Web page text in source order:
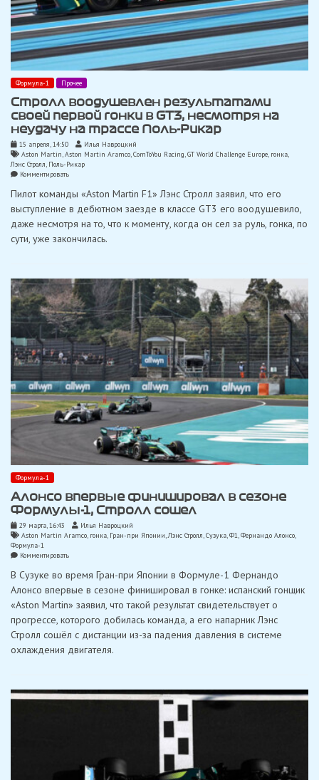
Формула-1 Прочее
Стролл воодушевлен результатами
своей первой гонки в GT3, несмотря на
неудачу на трассе Поль-Рикар
15 апреля, 14:50
Илья Навроцкий
Aston Martin,Aston Martin Aramco,ComToYou Racing,GT World Challenge Europe, гонка
Лэнс Стролл, Поль-Рикар
Комментироватьon
воодушевлен
результатами
своей
первой
в
неудачу
на
трассе
Поль-
Рикар
Пилот команды «Aston Martin F1» Лэнс Стролл заявил, что его
выступление в дебютном заезде в классе GT3 его воодушевило,
даже несмотря на то, что к моменту, когда он сел за руль, гонка, по
сути, уже закончилась.
Формула-1
Алонсо впервые финишировал в сезоне
Формулы-1, Стролл сошел
29 марта, 16:43
Илья Навроцкий
Aston Martin Aramco, гонка, Гран-при Японии,Лэнс Стролл,Сузука,Ф1,Фернандо Алонсо
Формула-1
Комментироватьon
впервые
в
сезоне
Стролл
сошел
В Сузуке во время Гран-при Японии в Формуле-1 Фернандо
Алонсо впервые в сезоне финишировал в гонке: испанский гонщик
«Aston Martin» заявил, что такой результат свидетельствует о
прогрессе, которого добилась команда, а его напарник Лэнс
Стролл сошёл с дистанции из-за падения давления в системе
охлаждения двигателя.